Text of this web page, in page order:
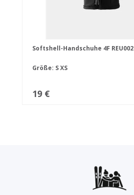
Softshell-Handschuhe 4F REU002
Größe: SXS
19 €